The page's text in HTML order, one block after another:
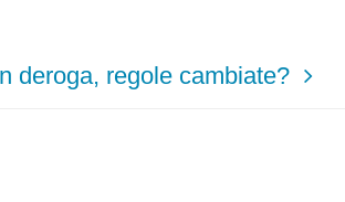
deroga, regole cambiate?